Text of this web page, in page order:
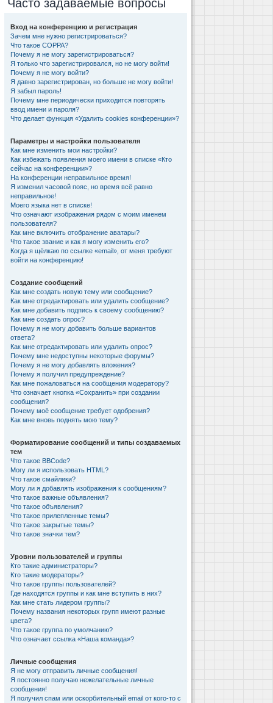
Часто задаваемые вопросы
Вход на конференцию и регистрация
Зачем мне нужно регистрироваться?
Что такое COPPA?
Почему я не могу зарегистрироваться?
Я только что зарегистрировался, но не могу войти!
Почему я не могу войти?
Я давно зарегистрирован, но больше не могу войти!
Я забыл пароль!
Почему мне периодически приходится повторять
ввод имени и пароля?
Что делает функция «Удалить cookies конференции»?
Параметры и настройки пользователя
Как мне изменить мои настройки?
Как избежать появления моего имени в списке «Кто
сейчас на конференции»?
На конференции неправильное время!
Я изменил часовой пояс, но время всё равно
неправильное!
Моего языка нет в списке!
Что означают изображения рядом с моим именем
пользователя?
Как мне включить отображение аватары?
Что такое звание и как я могу изменить его?
Когда я щёлкаю по ссылке «email», от меня требуют
войти на конференцию!
Создание сообщений
Как мне создать новую тему или сообщение?
Как мне отредактировать или удалить сообщение?
Как мне добавить подпись к своему сообщению?
Как мне создать опрос?
Почему я не могу добавить больше вариантов
ответа?
Как мне отредактировать или удалить опрос?
Почему мне недоступны некоторые форумы?
Почему я не могу добавлять вложения?
Почему я получил предупреждение?
Как мне пожаловаться на сообщения модератору?
Что означает кнопка «Сохранить» при создании
сообщения?
Почему моё сообщение требует одобрения?
Как мне вновь поднять мою тему?
Форматирование сообщений и типы создаваемых
тем
Что такое BBCode?
Могу ли я использовать HTML?
Что такое смайлики?
Могу ли я добавлять изображения к сообщениям?
Что такое важные объявления?
Что такое объявления?
Что такое прилепленные темы?
Что такое закрытые темы?
Что такое значки тем?
Уровни пользователей и группы
Кто такие администраторы?
Кто такие модераторы?
Что такое группы пользователей?
Где находятся группы и как мне вступить в них?
Как мне стать лидером группы?
Почему названия некоторых групп имеют разные
цвета?
Что такое группа по умолчанию?
Что означает ссылка «Наша команда»?
Личные сообщения
Я не могу отправить личные сообщения!
Я постоянно получаю нежелательные личные
сообщения!
Я получил спам или оскорбительный email от кого-то с